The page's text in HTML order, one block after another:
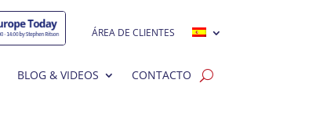
ÁREA DE CLIENTES
BLOG & VIDEOS CONTACTO